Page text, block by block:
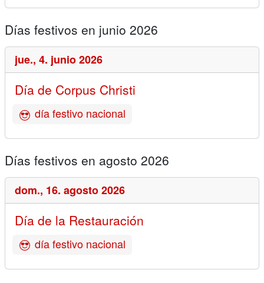
Días festivos en junio 2026
jue., 4. junio 2026
Día de Corpus Christi
día festivo nacional
Días festivos en agosto 2026
dom., 16. agosto 2026
Día de la Restauración
día festivo nacional